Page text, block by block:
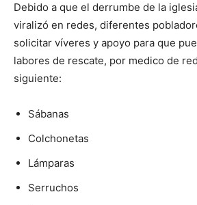
Debido a que el derrumbe de la
viralizó en redes, diferentes
solicitar víveres y apoyo para que
labores de rescate, por medico de
siguiente:
Sábanas
Colchonetas
Lámparas
Serruchos